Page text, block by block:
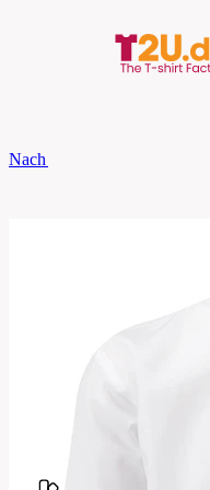
Nach dem Brand
Men’s
Parameter
Marke